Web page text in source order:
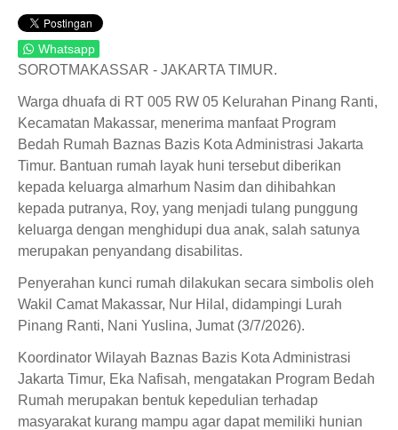
Whatsapp
SOROTMAKASSAR - JAKARTA TIMUR.
Warga dhuafa di RT 005 RW 05 Kelurahan Pinang Ranti,
Kecamatan Makassar, menerima manfaat Program
Bedah Rumah Baznas Bazis Kota Administrasi Jakarta
Timur. Bantuan rumah layak huni tersebut diberikan
kepada keluarga almarhum Nasim dan dihibahkan
kepada putranya, Roy, yang menjadi tulang punggung
keluarga dengan menghidupi dua anak, salah satunya
merupakan penyandang disabilitas.
Penyerahan kunci rumah dilakukan secara simbolis oleh
Wakil Camat Makassar, Nur Hilal, didampingi Lurah
Pinang Ranti, Nani Yuslina, Jumat (3/7/2026).
Koordinator Wilayah Baznas Bazis Kota Administrasi
Jakarta Timur, Eka Nafisah, mengatakan Program Bedah
Rumah merupakan bentuk kepedulian terhadap
masyarakat kurang mampu agar dapat memiliki hunian